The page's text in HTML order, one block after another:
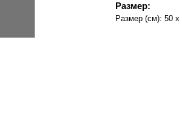
Размер:
Размер (см): 50 x